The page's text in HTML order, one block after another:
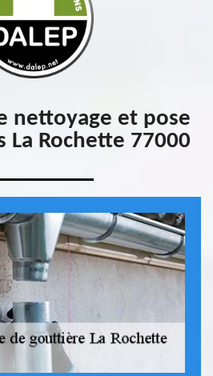
nettoyage et pose
La Rochette 77000